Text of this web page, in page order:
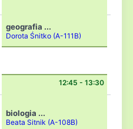
geografia ...
Dorota Śnitko (A-111B)
12:45 - 13:30
biologia ...
Beata Sitnik (A-108B)